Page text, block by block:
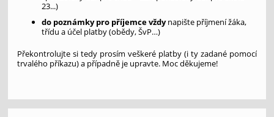
23...)
do poznámky pro příjemce vždynapište příjmení žáka,
třídu a účel platby (obědy, ŠvP…)
Překontrolujte si tedy prosím veškeré platby (i ty zadané pomocí
trvalého příkazu) a případně je upravte. Moc děkujeme!